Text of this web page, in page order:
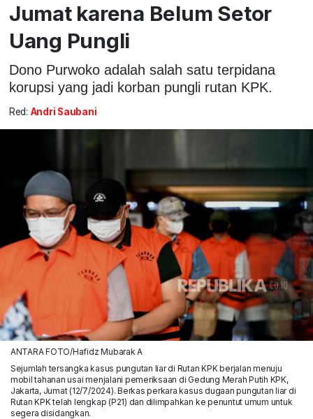
Jumat karena Belum Setor
Uang Pungli
Dono Purwoko adalah salah satu terpidana
korupsi yang jadi korban pungli rutan KPK.
Red: Andri Saubani
ANTARA FOTO/Hafidz Mubarak A
Sejumlah tersangka kasus pungutan liar di Rutan KPK berjalan menuju
mobil tahanan usai menjalani pemeriksaan di Gedung Merah Putih KPK,
Jakarta, Jumat (12/7/2024). Berkas perkara kasus dugaan pungutan liar di
Rutan KPK telah lengkap (P21) dan dilimpahkan ke penuntut umum untuk
segera disidangkan.